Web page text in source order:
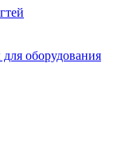
оборудования